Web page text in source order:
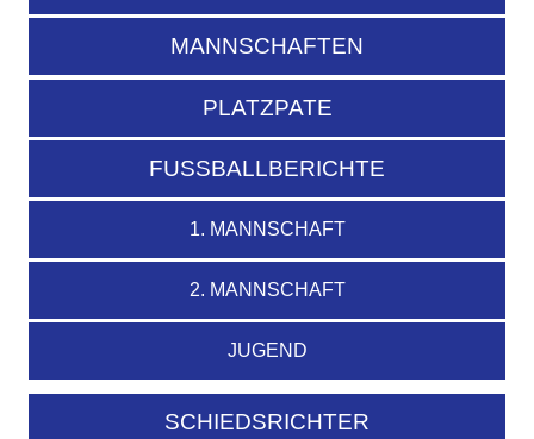
MANNSCHAFTEN
PLATZPATE
FUSSBALLBERICHTE
1. MANNSCHAFT
2. MANNSCHAFT
JUGEND
SCHIEDSRICHTER